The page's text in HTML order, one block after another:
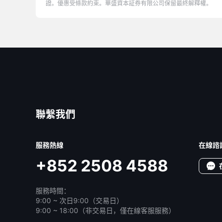
證。優惠受條款約束。華盛資本証券有限公司保留最終解釋權。
聯繫我們
服務熱線
+852 2508 4588
服務時間：
9:00 ~ 次日9:00（交易日）
9:00 ~ 18:00（非交易日，僅在線客服服務）
在線諮